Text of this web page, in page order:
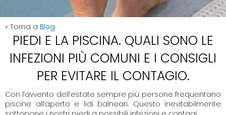
« Torna a Blog
PIEDI E LA PISCINA. QUALI SONO LE
INFEZIONI PIÙ COMUNI E I CONSIGLI
PER EVITARE IL CONTAGIO.
Con l’avvento dell’estate sempre più persone frequentano
piscine all’aperto e lidi balneari. Questo inevitabilmente